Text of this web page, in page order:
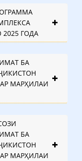
ГОДА
БА
МАРҲИЛАИ
БА
МАРҲИЛАИ